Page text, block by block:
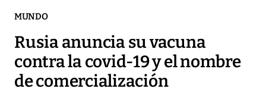
MUNDO
Rusia anuncia su vacuna
contra la covid-19 y el nombre
de comercialización